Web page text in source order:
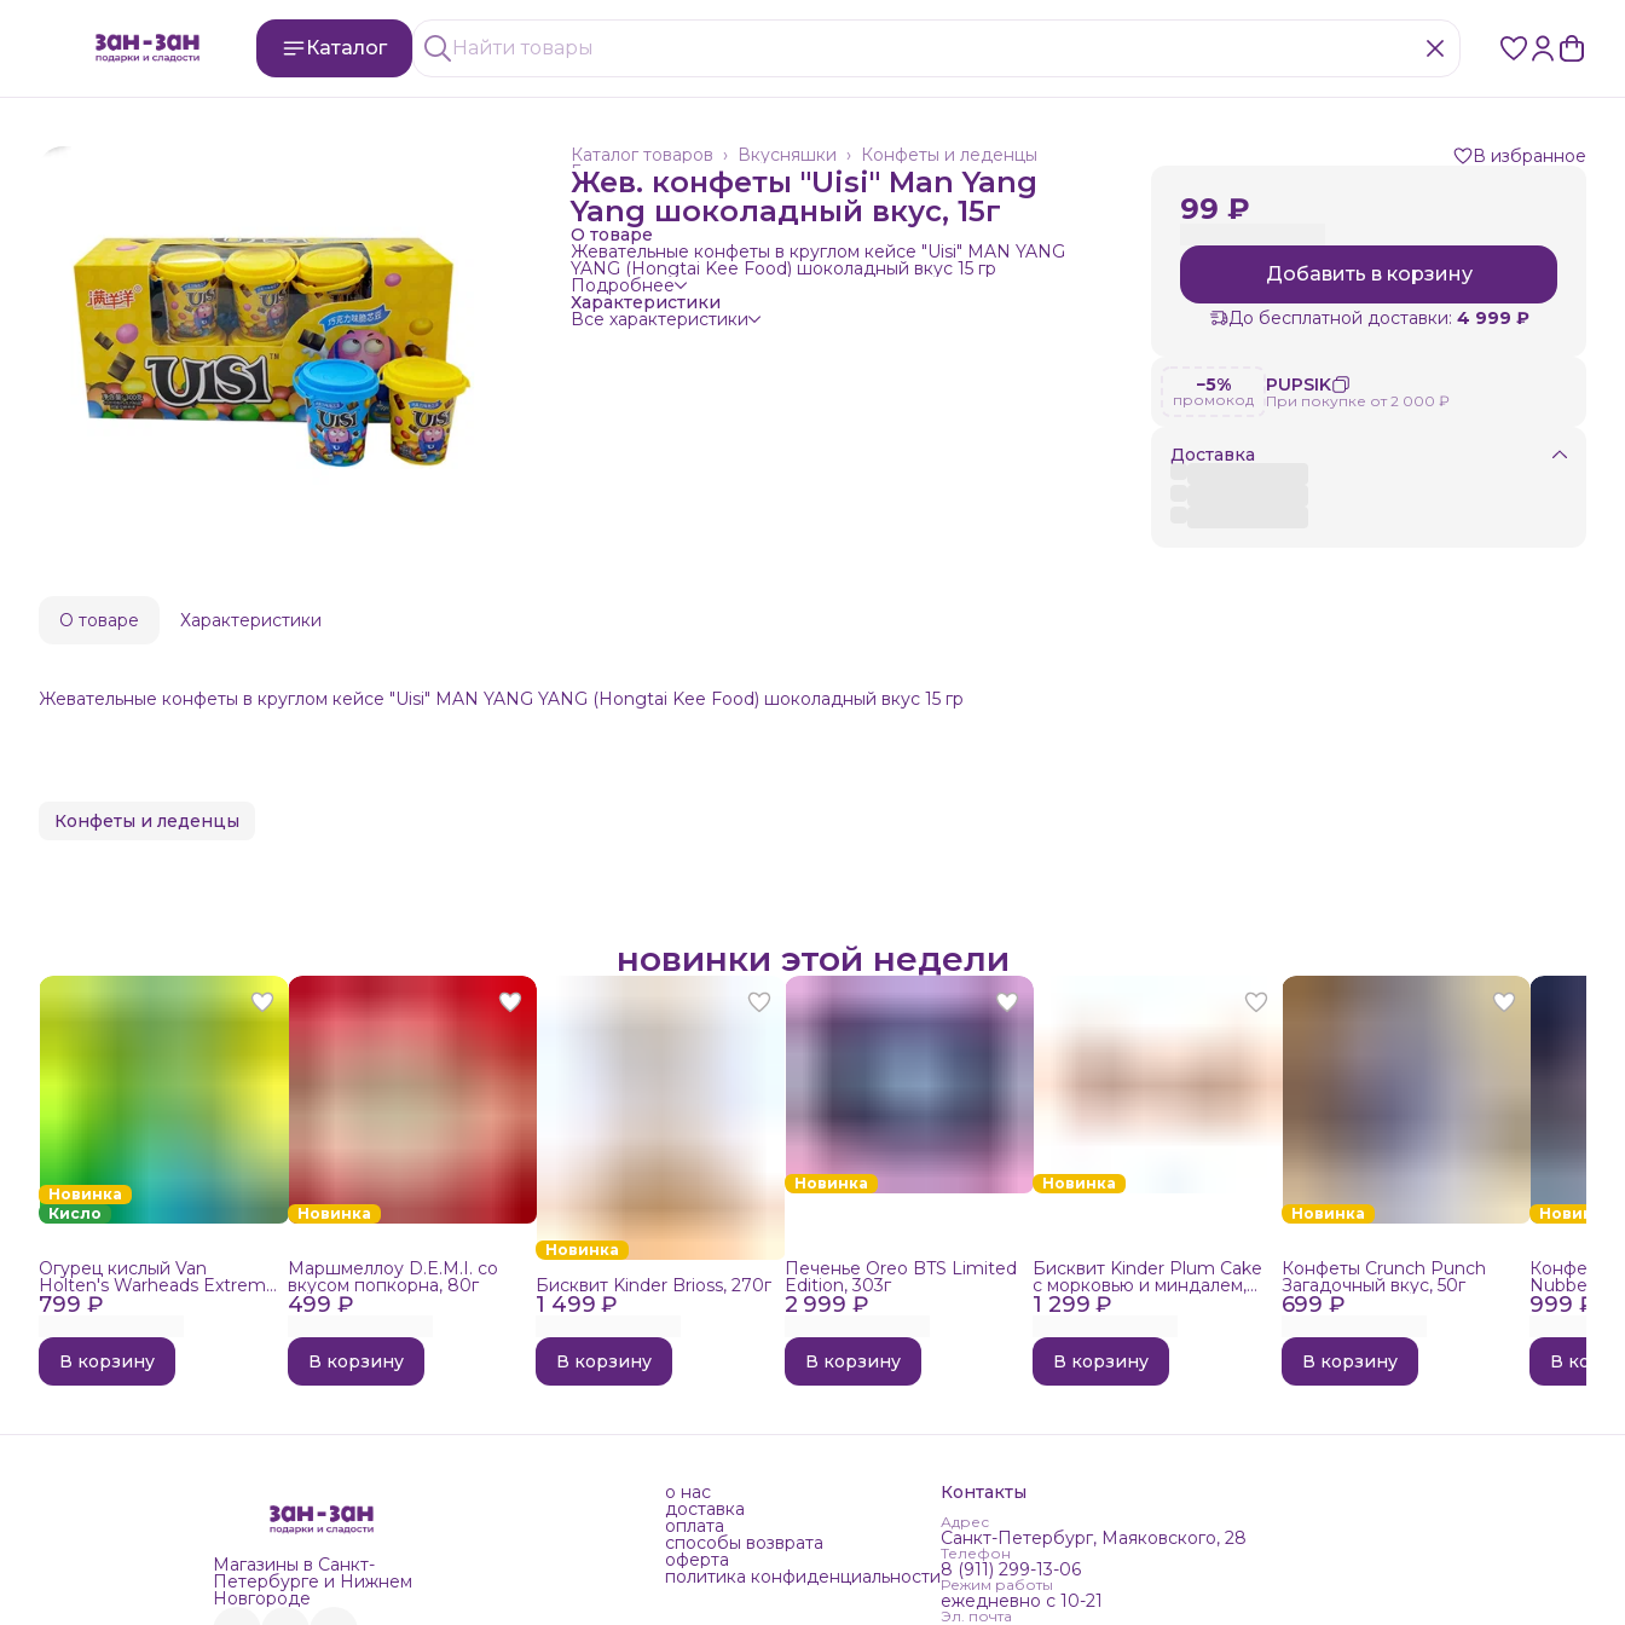
Каталог
Конфеты и леденцы
Вкусняшки ›
Каталог товаров ›
Главная
Жев. конфеты "Uisi" Man Yang
Yang шоколадный вкус, 15г
О товаре
Жевательные конфеты в круглом кейсе "Uisi" MAN YANG
YANG (Hongtai Kee Food) шоколадный вкус 15 гр
Подробнее
Характеристики
Все характеристики
В избранное
99 ₽
Добавить в корзину
До бесплатной доставки: 4 999 ₽
−5%
промокод
PUPSIK
При покупке от 2 000 ₽
Доставка
О товаре Характеристики
Жевательные конфеты в круглом кейсе "Uisi" MAN YANG YANG (Hongtai Kee Food) шоколадный вкус 15 гр
Конфеты и леденцы
новинки этой недели
Новинка
Кисло
799 ₽
Огурец кислый Van
Holten's Warheads Extreme
Sour, 140г
В корзину
Новинка
499 ₽
Маршмеллоу D.E.M.I. со
вкусом попкорна, 80г
В корзину
Новинка
1 499 ₽
Бисквит Kinder Brioss, 270г
В корзину
Новинка
2 999 ₽
Печенье Oreo BTS Limited
Edition, 303г
В корзину
Новинка
1 299 ₽
Бисквит Kinder Plum Cake
с морковью и миндалем,
192г
В корзину
Новинка
699 ₽
Конфеты Crunch Punch
Загадочный вкус, 50г
В корзину
Новинка
999 ₽
Конфеты
Nubbee
В
Магазины в Санкт-
Петербурге и Нижнем
Новгороде
о нас
доставка
оплата
способы возврата
оферта
политика конфиденциальности
Контакты
Адрес
Санкт-Петербург, Маяковского, 28
Телефон
8 (911) 299-13-06
Режим работы
ежедневно с 10-21
Эл. почта